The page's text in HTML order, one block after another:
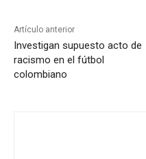
Artículo anterior
Investigan supuesto acto de
racismo en el fútbol
colombiano